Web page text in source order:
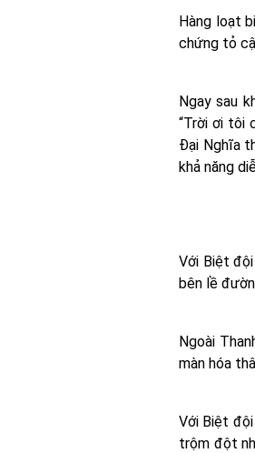
Hàng loạt
chứng tỏ
Ngay sau
“Trời ơi tôi
Đại Nghĩa
khả năng
Với Biệt
bên lề
Ngoài
màn hóa
Với Biệt đội
trộm đột